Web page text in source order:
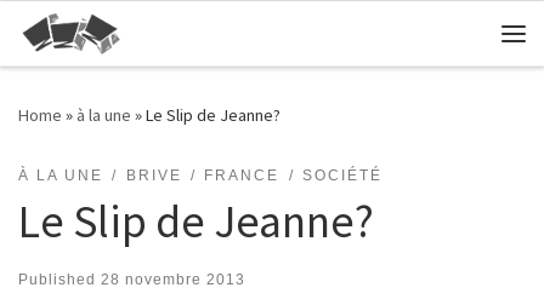
Skip to content
Home » à la une »Le Slip de Jeanne?
À LA UNE BRIVE FRANCE SOCIÉTÉ
Le Slip de Jeanne?
Published 28 novembre 2013